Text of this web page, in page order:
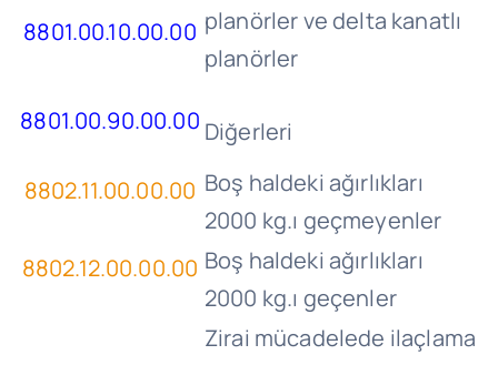
8801.00.10.00.00 planörler ve delta kanatlı
planörler
8801.00.90.00.00 Diğerleri
8802.11.00.00.00 Boş haldeki ağırlıkları
2000 kg.ı geçmeyenler
8802.12.00.00.00 Boş haldeki ağırlıkları
2000 kg.ı geçenler
Zirai mücadelede ilaçlama